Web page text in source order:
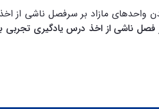
اعلام شدن واحدهای مازاد بر سرفصل